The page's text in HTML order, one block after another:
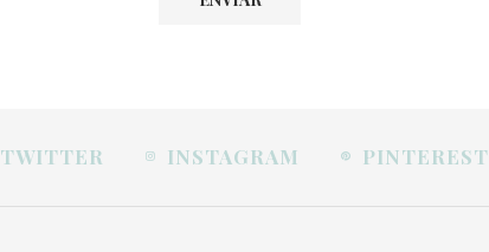
TWITTER INSTAGRAM PINTEREST